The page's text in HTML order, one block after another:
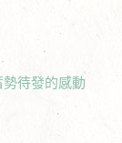
勢待發的感動